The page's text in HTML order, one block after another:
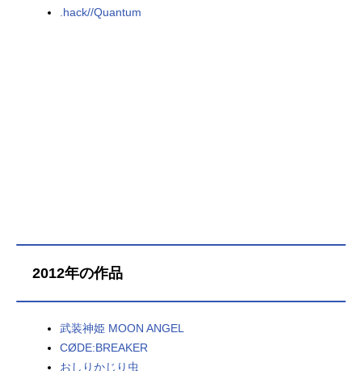
.hack//Quantum
2012年の作品
武装神姫 MOON ANGEL
CØDE:BREAKER
おしりかじり虫